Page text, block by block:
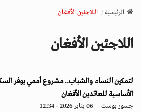
v
a
o
n
الرئيسية اللاجئين الأفغان
اللاجئين الأفغان
لتمكين النساء والشباب.. مشروع أممي يوفر
الأساسية للعائدين الأفغان
جسور بوست 06 يناير 2026 - 12:34